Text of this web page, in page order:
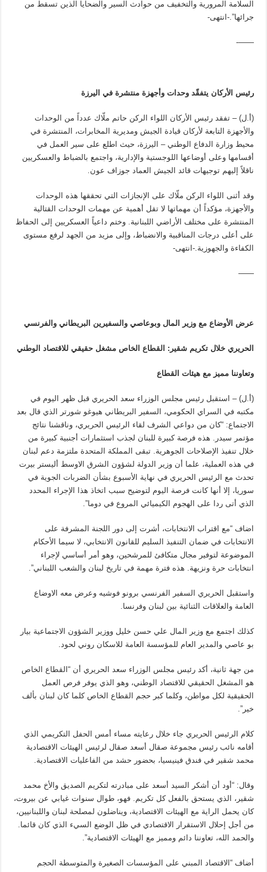
السلامة المرورية والتخفيف من حوادث السير والضحايا الذين تسقط من
جرائها”.-انتهى-
——-
رئيس الأركان يتفقّد وحدات وأجهزة منتشرة في اليرزة
(أ.ل) – تفقد رئيس الأركان اللواء الركن حاتم ملّاك عدداً من الوحدات
والأجهزة التابعة لأركان قيادة الجيش ومديرية المخابرات، المنتشرة في
محيط وزارة الدفاع الوطني – اليرزة، حيث اطلع على سير العمل في
أقسامها وعلى أوضاعها اللوجستية والإدارية، واجتمع بالضباط والعسكريين
ناقلاً إليهم توجيهات قائد الجيش العماد جوزاف عون.
وقد أثنى اللواء الركن ملّاك على الإنجازات التي تحققها هذه الوحدات
والأجهزة، مؤكداً أن مهماتها لا تقل أهمية عن مهمات الوحدات القتالية
المنتشرة على مختلف الأراضي اللبنانية. وختم داعياً العسكريين إلى الحفاظ
على أعلى درجات المناقبية والانضباط، وإلى مزيد من الجهد لرفع مستوى
الكفاءة والجهوزية.-انتهى-
——
عرض الأوضاع مع وزير المال وبوعاصي والسفيرين البريطاني والفرنسي
الحريري خلال تكريم شقير: القطاع الخاص مشغل حقيقي للاقتصاد الوطني
وتعاوننا مميز مع هيئات القطاع
(أ.ل) – استقبل رئيس مجلس الوزراء سعد الحريري قبل ظهر اليوم في
مكتبه في السراي الحكومي، السفير البريطاني هيوغو شورتر الذي قال بعد
الاجتماع: “كان من دواعي الشرف لقاء الرئيس الحريري، وناقشنا نتائج
مؤتمر سيدر. هذه فرصة كبيرة للبنان لجذب استثمارات أجنبية كبيرة من
خلال تنفيذ الإصلاحات الجوهرية. تبقى المملكة المتحدة ملتزمة دعم لبنان
في هذه العملية، علما أن وزير الدولة لشؤون الشرق الاوسط أليستر بيرت
تحدث مع الرئيس الحريري في نهاية الأسبوع بشأن الضربات الجوية في
سوريا، إلا أنها كانت فرصة اليوم لتوضيح سبب اتخاذ هذا الإجراء المحدد
الذي أتى ردا على الهجوم الكيميائي المروع في دوما”.
اضاف “مع اقتراب الانتخابات، أشرت إلى دور اللجنة المشرفة على
الانتخابات في ضمان التنفيذ السليم للقانون الانتخابي، لا سيما الأحكام
الموضوعة لتوفير مجال متكافئ للمرشحين، وهو أمر أساسي لإجراء
انتخابات حرة ونزيهة. هذه فترة مهمة في تاريخ لبنان والشعب اللبناني”.
واستقبل الحريري السفير الفرنسي برونو فوشيه وعرض معه الاوضاع
العامة والعلاقات الثنائية بين لبنان وفرنسا.
كذلك اجتمع مع وزير المال علي حسن خليل ووزير الشؤون الاجتماعية بيار
بو عاصي والمدير العام للمؤسسة العامة للاسكان روني لحود.
من جهة ثانية، أكد رئيس مجلس الوزراء سعد الحريري أن “القطاع الخاص
هو المشغل الحقيقي للاقتصاد الوطني، وهو الذي يوفر فرص العمل
الحقيقية لكل مواطن، وكلما كبر حجم القطاع الخاص كلما كان لبنان بألف
خير”.
كلام الرئيس الحريري جاء خلال رعايته مساء أمس الحفل التكريمي الذي
أقامه نائب رئيس مجموعة صقال أسعد صقال لرئيس الهيئات الاقتصادية
محمد شقير في فندق فينيسيا، بحضور حشد من الفاعليات الاقتصادية.
وقال: “أود أن أشكر السيد أسعد على مبادرته لتكريم الصديق والأخ محمد
شقير، الذي يستحق بالفعل كل تكريم. فهو، طوال سنوات غيابي عن بيروت،
كان يحمل الراية مع الهيئات الاقتصادية، ويناضلون لمصلحة لبنان واللبنانيين،
من أجل إحلال الاستقرار الاقتصادي في ظل الوضع السيء الذي كان قائما.
والحمد الله، تعاوننا دائم ومميز مع الهيئات الاقتصادية”.
أضاف “الاقتصاد المبني على المؤسسات الصغيرة والمتوسطة الحجم